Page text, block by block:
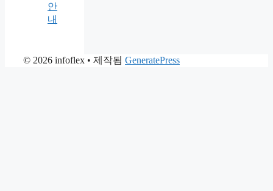
안
내
© 2026 infoflex • 제작됨 GeneratePress